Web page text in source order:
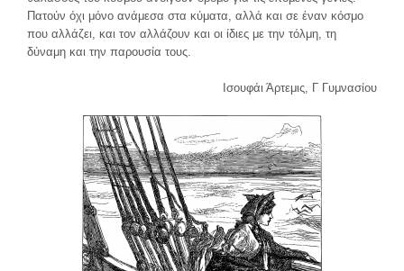
Πατούν όχι μόνο ανάμεσα στα κύματα, αλλά και σε έναν κόσμο
που αλλάζει, και τον αλλάζουν και οι ίδιες με την τόλμη, τη
δύναμη και την παρουσία τους.
Ισουφάι Άρτεμις, Γ Γυμνασίου